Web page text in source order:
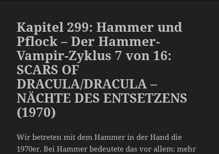
Kapitel 299: Hammer und
Pflock – Der Hammer-
Vampir-Zyklus 7 von 16:
SCARS OF
DRACULA/DRACULA –
NÄCHTE DES ENTSETZENS
(1970)
Wir betreten mit dem Hammer in der Hand die
1970er. Bei Hammer bedeutete das vor allem: mehr